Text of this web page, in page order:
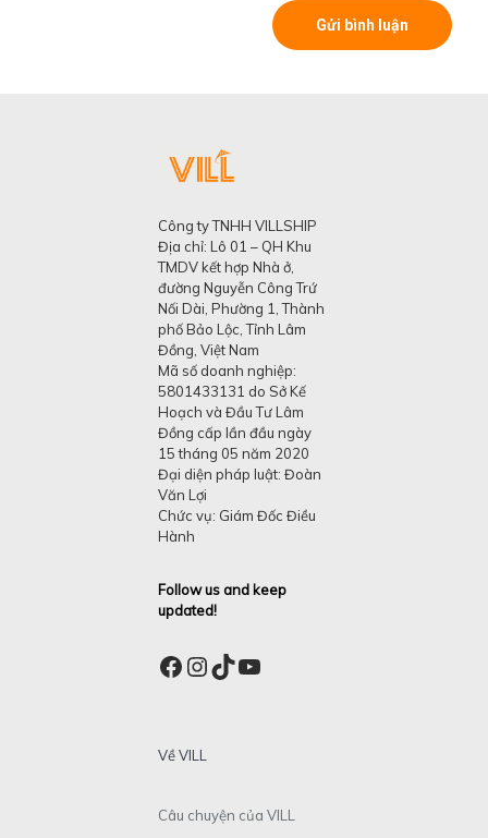
Công ty TNHH VILLSHIP
Địa chỉ: Lô 01 – QH Khu
TMDV kết hợp Nhà ở,
đường Nguyễn Công Trứ
Nối Dài, Phường 1, Thành
phố Bảo Lộc, Tỉnh Lâm
Đồng, Việt Nam
Mã số doanh nghiệp:
5801433131 do Sở Kế
Hoạch và Đầu Tư Lâm
Đồng cấp lần đầu ngày
15 tháng 05 năm 2020
Đại diện pháp luật: Đoàn
Văn Lợi
Chức vụ: Giám Đốc Điều
Hành
Follow us and keep
updated!
Facebook
Instagram
TikTok
YouTube
Về VILL
Câu chuyện của VILL